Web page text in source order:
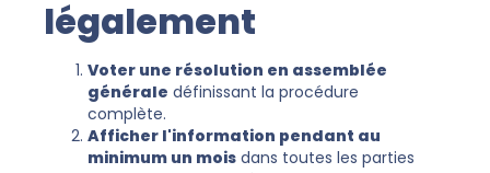
légalement
Voter une résolution en assemblée
générale définissant la procédure
complète.
Afficher l'information pendant au
minimum un mois dans toutes les parties